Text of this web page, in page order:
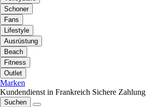
Schoner
Fans
Lifestyle
Ausrüstung
Beach
Fitness
Outlet
Marken
Kundendienst in Frankreich Sichere Zahlung
Suchen